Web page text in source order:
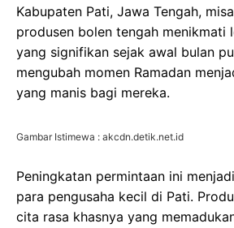
Kabupaten Pati, Jawa Tengah,
produsen bolen tengah menikmati
yang signifikan sejak awal bulan
mengubah momen Ramadan
yang manis bagi mereka.
Gambar Istimewa : akcdn.detik.net.id
Peningkatan permintaan ini
para pengusaha kecil di Pati.
cita rasa khasnya yang